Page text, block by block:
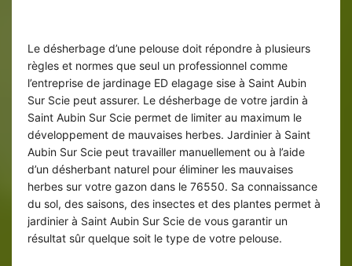
Le désherbage d’une pelouse doit répondre à plusieurs
règles et normes que seul un professionnel comme
l’entreprise de jardinage ED elagage sise à Saint Aubin
Sur Scie peut assurer. Le désherbage de votre jardin à
Saint Aubin Sur Scie permet de limiter au maximum le
développement de mauvaises herbes. Jardinier à Saint
Aubin Sur Scie peut travailler manuellement ou à l’aide
d’un désherbant naturel pour éliminer les mauvaises
herbes sur votre gazon dans le 76550. Sa connaissance
du sol, des saisons, des insectes et des plantes permet à
jardinier à Saint Aubin Sur Scie de vous garantir un
résultat sûr quelque soit le type de votre pelouse.